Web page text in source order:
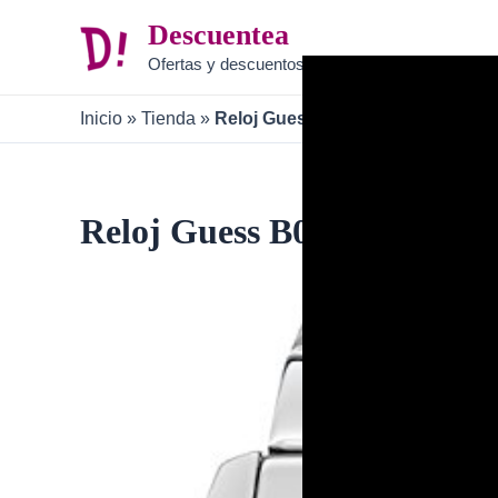
Descuentea
Ofertas y descuentos
Inicio » Tienda » Reloj Guess B00NPLTLGA
Reloj Guess B00NPLTLGA